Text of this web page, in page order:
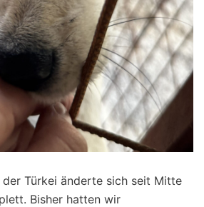
Türkei änderte sich seit Mitte
Bisher hatten wir